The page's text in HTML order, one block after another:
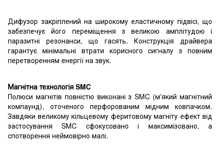
Дифузор закріплений на широкому еластичному підвісі, що
забезпечує його переміщення з великою амплітудою і
паразитні резонанси, що гасять. Конструкція драйвера
гарантує мінімальні втрати корисного сигналу з повним
перетворенням енергії на звук.
Магнітна технологія SMC
Полюси магнітів повністю виконані з SMC (м'який магнітний
компаунд), оточеного перфорованим мідним ковпачком.
Завдяки великому кільцевому феритовому магніту ефект від
застосування SMC сфокусовано і максимізовано, а
спотворення неймовірно малі.